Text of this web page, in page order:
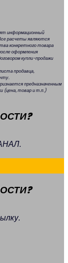
информационный
расчеты являются
конкретного товара
оформления
купли-продажи
продавца,
предназначенным
(цена, товар и т.п.)